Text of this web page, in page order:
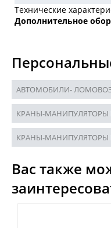
Технические
Дополнительное
АВТОМОБИЛИ-
КРАНЫ-МАНИПУЛЯТОРЫ
КРАНЫ-МАНИПУЛЯТОРЫ
Вас также